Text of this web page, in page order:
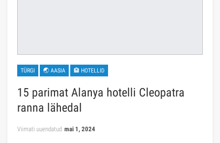
TÜRGI 🌏 AASIA 🏨 HOTELLID
15 parimat Alanya hotelli Cleopatra
ranna lähedal
Viimati uuendatud mai 1, 2024